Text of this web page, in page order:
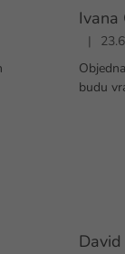
Ivana
|
budu